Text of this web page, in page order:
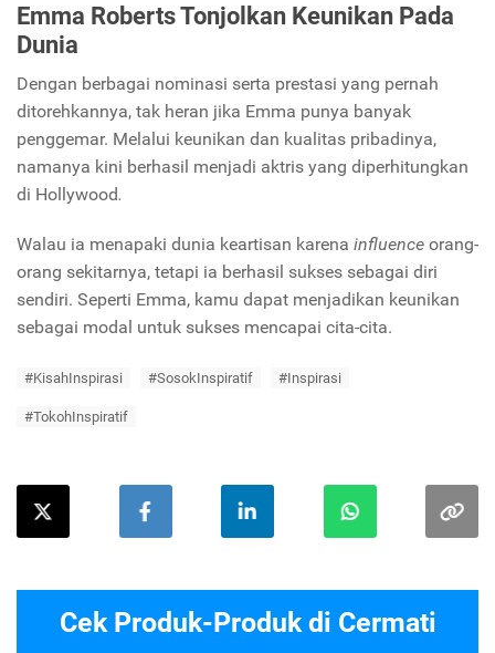
Emma Roberts Tonjolkan Keunikan Pada
Dunia
Dengan berbagai nominasi serta prestasi yang pernah
ditorehkannya, tak heran jika Emma punya banyak
penggemar. Melalui keunikan dan kualitas pribadinya,
namanya kini berhasil menjadi aktris yang diperhitungkan
di Hollywood.
Walau ia menapaki dunia keartisan karena influence orang-
orang sekitarnya, tetapi ia berhasil sukses sebagai diri
sendiri. Seperti Emma, kamu dapat menjadikan keunikan
sebagai modal untuk sukses mencapai cita-cita.
#KisahInspirasi #SosokInspiratif #Inspirasi
#TokohInspiratif
Cek Produk-Produk di Cermati